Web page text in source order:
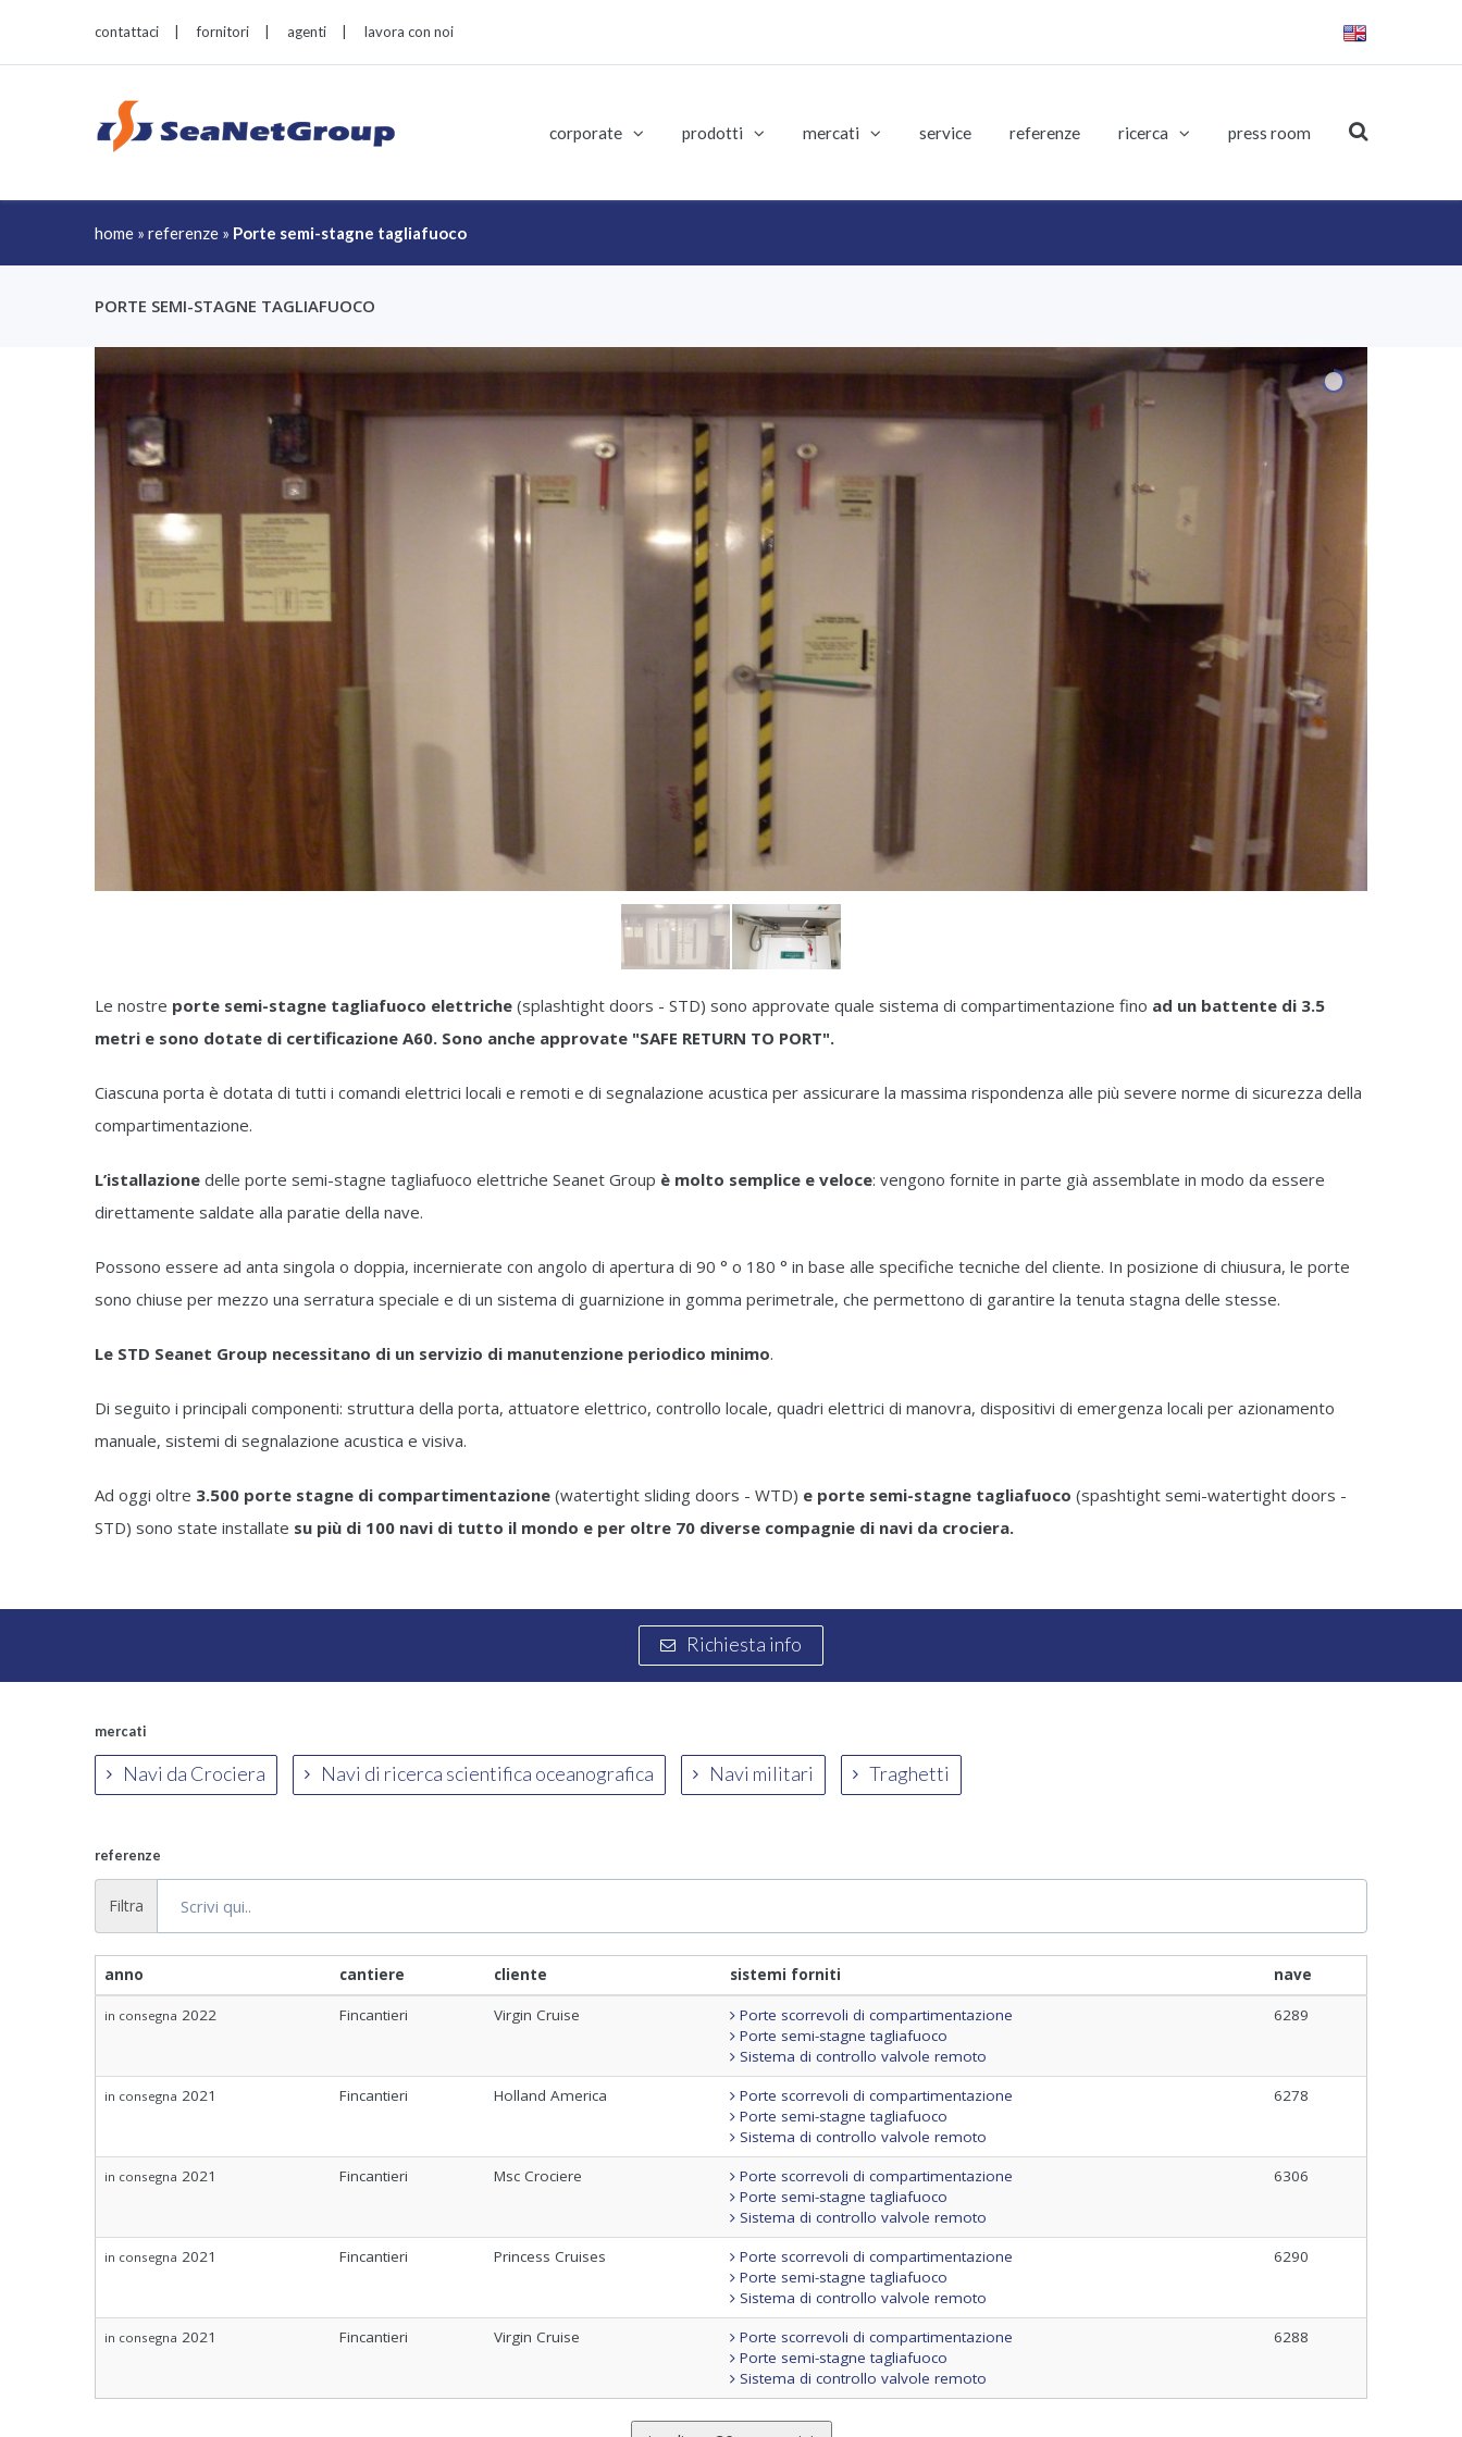
contattaci fornitori agenti lavora con noi
corporate prodotti mercati service referenze ricerca press room
home » referenze » Porte semi-stagne tagliafuoco
PORTE SEMI-STAGNE TAGLIAFUOCO
Le nostre porte semi-stagne tagliafuoco elettriche (splashtight doors - STD) sono approvate quale sistema di compartimentazione fino ad un battente di 3.5
metri e sono dotate di certificazione A60. Sono anche approvate "SAFE RETURN TO PORT".
Ciascuna porta è dotata di tutti i comandi elettrici locali e remoti e di segnalazione acustica per assicurare la massima rispondenza alle più severe norme di sicurezza della
compartimentazione.
L’istallazione delle porte semi-stagne tagliafuoco elettriche Seanet Group è molto semplice e veloce: vengono fornite in parte già assemblate in modo da essere
direttamente saldate alla paratie della nave.
Possono essere ad anta singola o doppia, incernierate con angolo di apertura di 90 ° o 180 ° in base alle specifiche tecniche del cliente. In posizione di chiusura, le porte
sono chiuse per mezzo una serratura speciale e di un sistema di guarnizione in gomma perimetrale, che permettono di garantire la tenuta stagna delle stesse.
Le STD Seanet Group necessitano di un servizio di manutenzione periodico minimo.
Di seguito i principali componenti: struttura della porta, attuatore elettrico, controllo locale, quadri elettrici di manovra, dispositivi di emergenza locali per azionamento
manuale, sistemi di segnalazione acustica e visiva.
Ad oggi oltre 3.500 porte stagne di compartimentazione (watertight sliding doors - WTD) e porte semi-stagne tagliafuoco (spashtight semi-watertight doors -
STD) sono state installate su più di 100 navi di tutto il mondo e per oltre 70 diverse compagnie di navi da crociera.
Richiesta info
mercati
Navi da Crociera Navi di ricerca scientifica oceanografica Navi militari Traghetti
referenze
Filtra
anno cantiere cliente sistemi forniti nave
in consegna 2022 Fincantieri Virgin Cruise
Porte scorrevoli di compartimentazione
Porte semi-stagne tagliafuoco
Sistema di controllo valvole remoto
6289
in consegna 2021 Fincantieri Holland America
Porte scorrevoli di compartimentazione
Porte semi-stagne tagliafuoco
Sistema di controllo valvole remoto
6278
in consegna 2021 Fincantieri Msc Crociere
Porte scorrevoli di compartimentazione
Porte semi-stagne tagliafuoco
Sistema di controllo valvole remoto
6306
in consegna 2021 Fincantieri Princess Cruises
Porte scorrevoli di compartimentazione
Porte semi-stagne tagliafuoco
Sistema di controllo valvole remoto
6290
in consegna 2021 Fincantieri Virgin Cruise
Porte scorrevoli di compartimentazione
Porte semi-stagne tagliafuoco
Sistema di controllo valvole remoto
6288